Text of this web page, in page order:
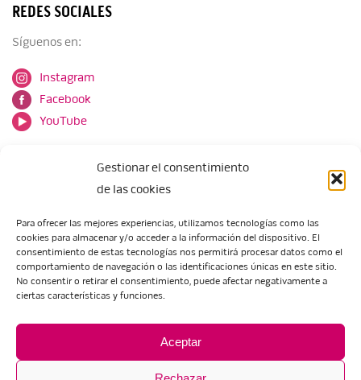
Gestionar el consentimiento
de las cookies
Para ofrecer las mejores experiencias, utilizamos tecnologías como las
cookies para almacenar y/o acceder a la información del dispositivo. El
consentimiento de estas tecnologías nos permitirá procesar datos como el
comportamiento de navegación o las identificaciones únicas en este sitio.
No consentir o retirar el consentimiento, puede afectar negativamente a
ciertas características y funciones.
Aceptar
REDES SOCIALES
Síguenos en:
Instagram
Facebook
YouTube
Escuela de Arte de Zaragoza
María Zambrano, 5
50018 Zaragoza
eartezaragoza@educa.aragon.es